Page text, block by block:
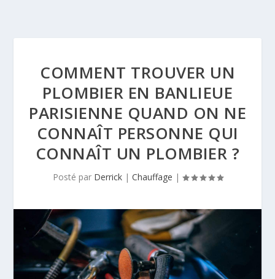
COMMENT TROUVER UN
PLOMBIER EN BANLIEUE
PARISIENNE QUAND ON NE
CONNAÎT PERSONNE QUI
CONNAÎT UN PLOMBIER ?
Posté par Derrick| Chauffage |